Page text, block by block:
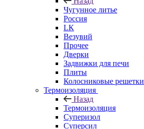
Чугунное литье
Россия
LК
Везувий
Прочее
Дверки
Задвижки для печи
Плиты
Колосниковые решетки
Термоизоляция
Назад
Термоизоляция
Суперизол
Суперсил